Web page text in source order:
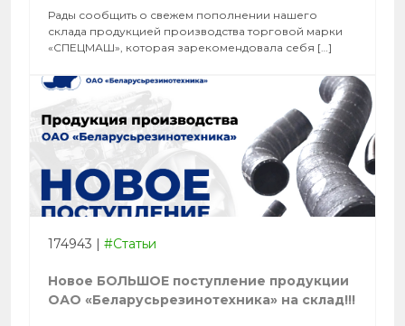
Рады сообщить о свежем пополнении нашего
склада продукцией производства торговой марки
«СПЕЦМАШ», которая зарекомендовала себя […]
174943 | #Статьи
Новое БОЛЬШОЕ поступление продукции
ОАО «Беларусьрезинотехника» на склад!!!